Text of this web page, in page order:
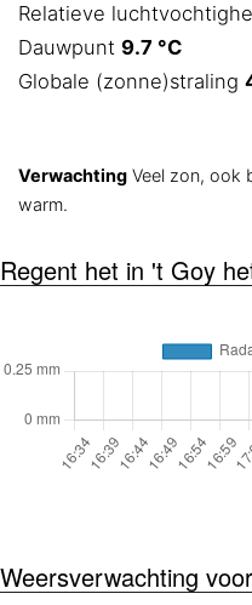
Relatieve
Dauwpunt 9.7 °C
Globale (zonne)straling
Verwachting Veel zon, ook
warm.
Regent het in 't Goy
Weersverwachting